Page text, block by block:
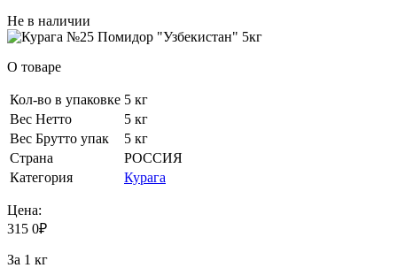
Не в наличии
О товаре
Кол-во в упаковке 5 кг
Вес Нетто
5 кг
Вес Брутто упак
5 кг
Страна
РОССИЯ
Категория
Курага
Цена:
315 0₽
За 1 кг